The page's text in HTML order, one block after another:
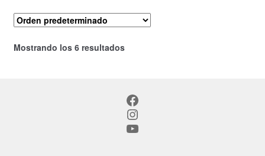
Mostrando los 6 resultados
Facebook
Instagram
YouTube